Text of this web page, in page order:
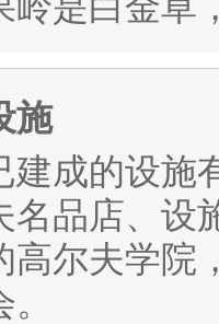
施
建成的设施
名品店、设
高尔夫学院